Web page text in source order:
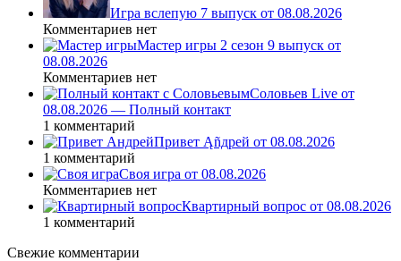
Игра вслепую 7 выпуск от 08.08.2026
Комментариев нет
Мастер игры 2 сезон 9 выпуск от
08.08.2026
Комментариев нет
Соловьев Live от
08.08.2026 — Полный контакт
1 комментарий
Привет Ąñдpей от 08.08.2026
1 комментарий
Своя игра от 08.08.2026
Комментариев нет
Квартирный вопрос от 08.08.2026
1 комментарий
Свежие комментарии